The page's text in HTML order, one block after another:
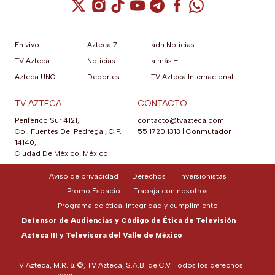
anterior.
Cuenta de X / Twitter (se abre en una
Cuenta de Instagram (se abre en una
Cuenta de TikTok (se abre en
Cuenta de YouTube (se abre
Cuenta de Telegram (se
Cuenta de
Cuenta de
En vivo
TV Azteca
Azteca UNO
Azteca 7
Noticias
Deportes
adn Noticias
a más +
TV Azteca Internacional
TV AZTECA
Periférico Sur 4121,
Col. Fuentes Del Pedregal, C.P.
14140,
Ciudad De México, México.
CONTACTO
contacto@tvazteca.com
55 1720 1313
Conmutador
TV Azteca, M.R. & ©, TV Azteca, S.A.B. de C.V. Todos los derechos
Aviso de privacidad Derechos
Inversionistas
Promo Espacio
Trabaja con nosotros
Programa de ética, integridad y cumplimiento
Defensor de Audiencias y Código de Ética de Televisión
Azteca III y Televisora del Valle de México